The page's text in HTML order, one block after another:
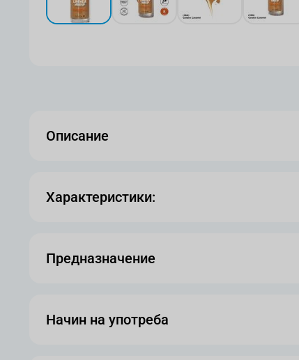
Описание
Характеристики:
Предназначение
Начин на употреба